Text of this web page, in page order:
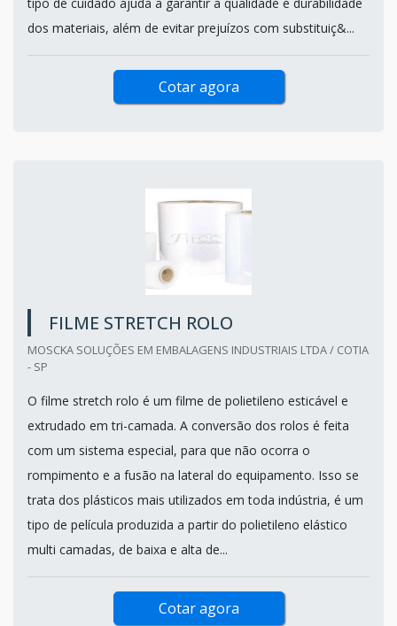
dos materiais, além de evitar prejuízos com substituiç&...
Cotar agora
FILME STRETCH ROLO
MOSCKA SOLUÇÕES EM EMBALAGENS INDUSTRIAIS LTDA / COTIA
- SP
O filme stretch rolo é um filme de polietileno esticável e
extrudado em tri-camada. A conversão dos rolos é feita
com um sistema especial, para que não ocorra o
rompimento e a fusão na lateral do equipamento. Isso se
trata dos plásticos mais utilizados em toda indústria, é um
tipo de película produzida a partir do polietileno elástico
multi camadas, de baixa e alta de...
Cotar agora